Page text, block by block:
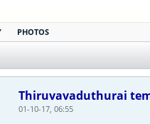
PHOTOS
Thiruvavaduthurai
01-10-17, 06:55